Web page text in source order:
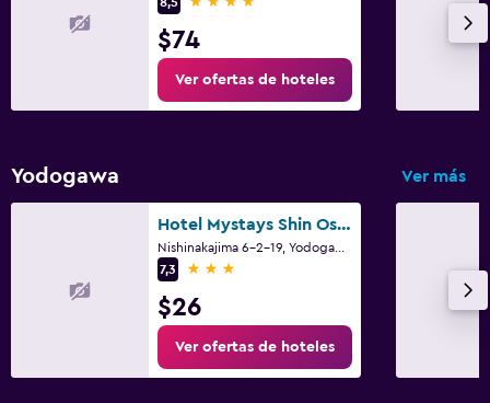
$74
Ver ofertas de hoteles
Yodogawa Ver más
Hotel Mystays Shin Osaka Conference Center
7,3
3 estrellas
$26
Ver ofertas de hoteles